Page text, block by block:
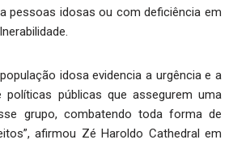
pessoas idosas ou com deficiência em
idosa evidencia a urgência e a
políticas públicas que assegurem uma
grupo, combatendo toda forma de
afirmou Zé Haroldo Cathedral em